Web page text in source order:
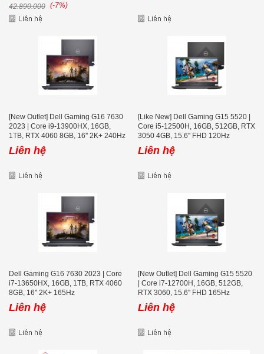
42.890.000 (-7%)
[New Outlet] Dell Gaming G16 7630
2023 | Core i9-13900HX, 16GB,
1TB, RTX 4060 8GB, 16'' 2K+ 240Hz
Liên hệ
[Like New] Dell Gaming G15 5520 |
Core i5-12500H, 16GB, 512GB, RTX
3050 4GB, 15.6'' FHD 120Hz
Liên hệ
Dell Gaming G16 7630 2023 | Core
i7-13650HX, 16GB, 1TB, RTX 4060
8GB, 16'' 2K+ 165Hz
Liên hệ
[New Outlet] Dell Gaming G15 5520
| Core i7-12700H, 16GB, 512GB,
RTX 3060, 15.6'' FHD 165Hz
Liên hệ